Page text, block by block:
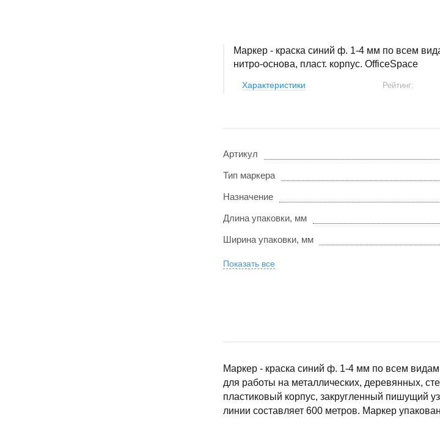
Маркер - краска синий ф. 1-4 мм по всем
нитро-основа, пласт. корпус. OfficeSpace
Характеристики Рейтинг:
Артикул
Тип маркера
Назначение
Длина упаковки, мм
Ширина упаковки, мм
Показать все
Маркер - краска синий ф. 1-4 мм по всем
для работы на металлических, деревянных,
пластиковый корпус, закругленный пишущий
линии составляет 600 метров. Маркер